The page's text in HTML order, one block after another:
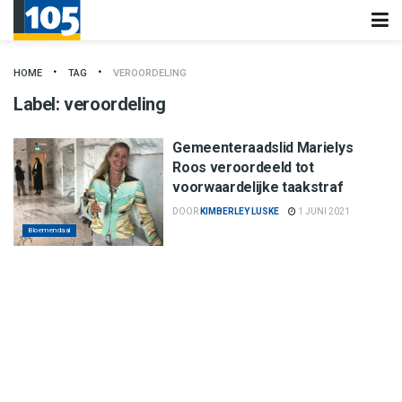
HOME TAG VEROORDELING
Label:veroordeling
Bloemendaal
Gemeenteraadslid Marielys
Roos veroordeeld tot
voorwaardelijke taakstraf
DOOR KIMBERLEY LUSKE 1 JUNI 2021